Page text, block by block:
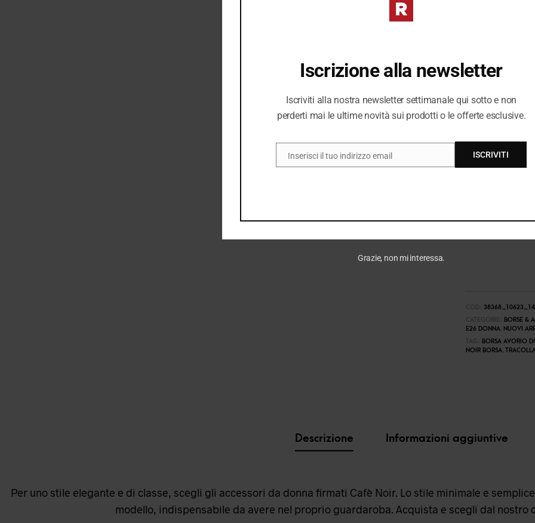
I PREZZI
DIVERSI DAL
BORSE &
E26 DONNA, NUOVI
BORSA AVORIO
NOIR BORSA,
Descrizione Informazioni aggiuntive
Per uno stile elegante e di classe, scegli gli accessori da donna firmati Cafè Noir. Lo stile minimale e
modello, indispensabile da avere nel proprio guardaroba. Acquista e scegli dal nostro
Iscrizione alla newsletter
Iscriviti alla nostra newsletter settimanale qui sotto e non
perderti mai le ultime novità sui prodotti o le offerte esclusive.
EMAIL
Inserisci il tuo indirizzo email ISCRIVITI
Grazie, non mi interessa.